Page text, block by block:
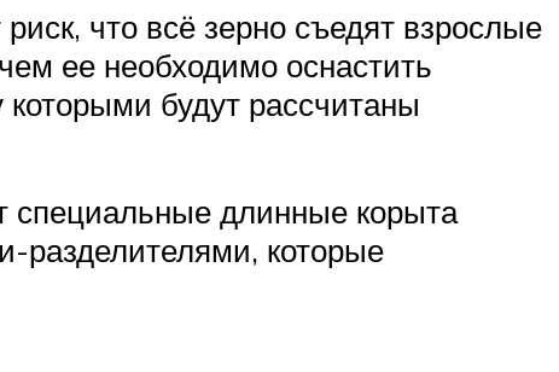
что всё зерно съедят взрослые
ее необходимо оснастить
будут рассчитаны
специальные длинные корыта
разделителями, которые